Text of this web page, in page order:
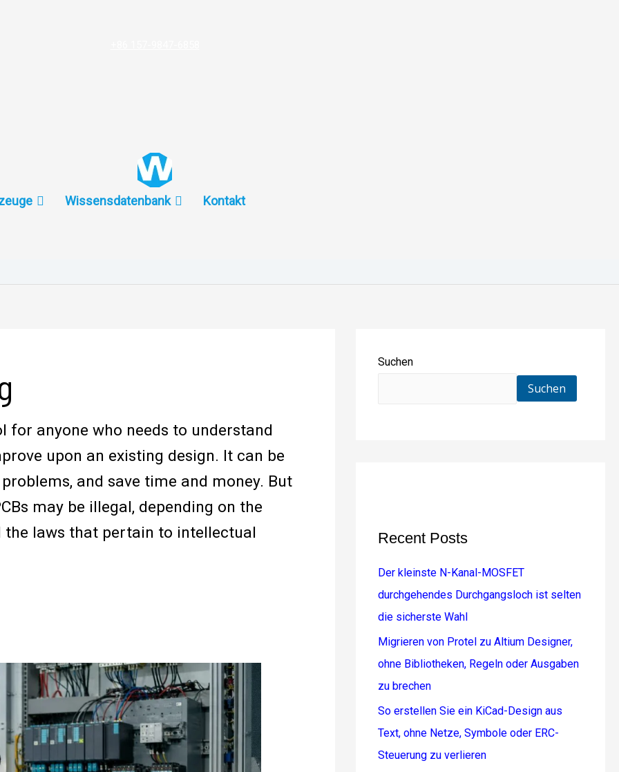
Wissensdatenbank Kontakt
for anyone who needs to understand
upon an existing design. It can be
and save time and money. But
may be illegal, depending on the
laws that pertain to intellectual
Suchen
Suchen
Recent Posts
Der kleinste N-Kanal-MOSFET
durchgehendes Durchgangsloch ist selten
die sicherste Wahl
Migrieren von Protel zu Altium Designer,
ohne Bibliotheken, Regeln oder Ausgaben
zu brechen
So erstellen Sie ein KiCad-Design aus
Text, ohne Netze, Symbole oder ERC-
Steuerung zu verlieren